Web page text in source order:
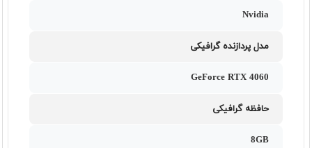
Nvidia
مدل پردازنده گرافیکی
GeForce RTX 4060
حافظه گرافیکی
8GB